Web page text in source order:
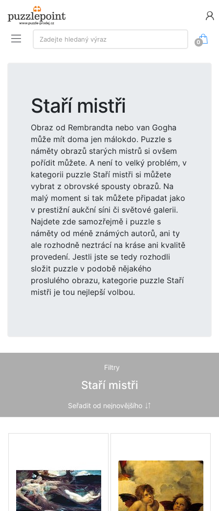
Vyhledávání:
Zadejte hledaný výraz
0
Staří mistři
Obraz od Rembrandta nebo van Gogha
může mít doma jen málokdo. Puzzle s
náměty obrazů starých mistrů si ovšem
pořídit můžete. A není to velký problém, v
kategorii puzzle Staří mistři si můžete
vybrat z obrovské spousty obrazů. Na
malý moment si tak můžete připadat jako
v prestižní aukční síni či světové galerii.
Najdete zde samozřejmě i puzzle s
náměty od méně známých autorů, ani ty
ale rozhodně neztrácí na kráse ani kvalitě
provedení. Jestli jste se tedy rozhodli
složit puzzle v podobě nějakého
proslulého obrazu, kategorie puzzle Staří
mistři je tou nejlepší volbou.
Filtry
Staří mistři